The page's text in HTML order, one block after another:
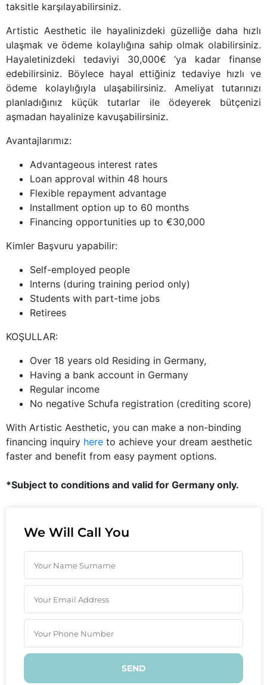
taksitle karşılayabilirsiniz.
Artistic Aesthetic ile hayalinizdeki güzelliğe daha hızlı
ulaşmak ve ödeme kolaylığına sahip olmak olabilirsiniz.
Hayaletinizdeki tedaviyi 30,000€ ‘ya kadar finanse
edebilirsiniz. Böylece hayal ettiğiniz tedaviye hızlı ve
ödeme kolaylığıyla ulaşabilirsiniz. Ameliyat tutarınızı
planladığınız küçük tutarlar ile ödeyerek bütçenizi
aşmadan hayalinize kavuşabilirsiniz.
Avantajlarımız:
Advantageous interest rates
Loan approval within 48 hours
Flexible repayment advantage
Installment option up to 60 months
Financing opportunities up to €30,000
Kimler Başvuru yapabilir:
Self-employed people
Interns (during training period only)
Students with part-time jobs
Retirees
KOŞULLAR:
Over 18 years old Residing in Germany,
Having a bank account in Germany
Regular income
No negative Schufa registration (crediting score)
With Artistic Aesthetic, you can make a non-binding
financing inquiry here to achieve your dream aesthetic
faster and benefit from easy payment options.
*Subject to conditions and valid for Germany only.
We Will Call You
SEND